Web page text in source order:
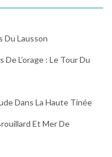
Du Lausson
L’orage : Le Tour Du
Dans La Haute Tinée
Et Mer De